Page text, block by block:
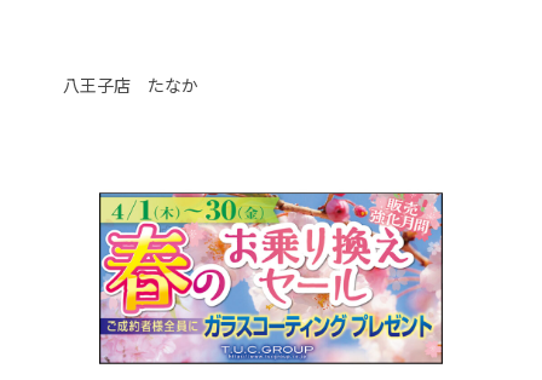
八王子店 たなか